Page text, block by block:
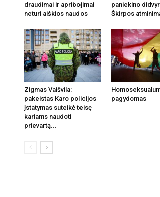
draudimai ir apribojimai
neturi aiškios naudos
paniekino
Škirpos
Zigmas Vaišvila:
pakeistas Karo policijos
įstatymas suteikė teisę
kariams naudoti
prievartą...
pagydomas